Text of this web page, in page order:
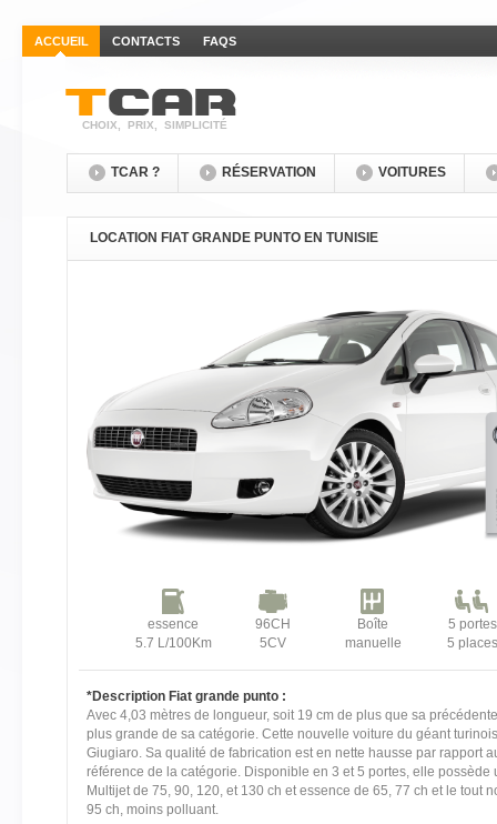
ACCUEIL CONTACTS FAQS
CHOIX, PRIX, SIMPLICITÉ
TCAR ? RÉSERVATION VOITURES
LOCATION FIAT GRANDE PUNTO EN TUNISIE
essence
5.7 L/100Km
96CH
5CV
Boîte
manuelle
5 portes
5 places
*Description Fiat grande punto :
Avec 4,03 mètres de longueur, soit 19 cm de plus que sa
plus grande de sa catégorie. Cette nouvelle voiture du géant
Giugiaro. Sa qualité de fabrication est en nette hausse par rapport
référence de la catégorie. Disponible en 3 et 5 portes, elle
Multijet de 75, 90, 120, et 130 ch et essence de 65, 77 ch et le tout
95 ch, moins polluant.